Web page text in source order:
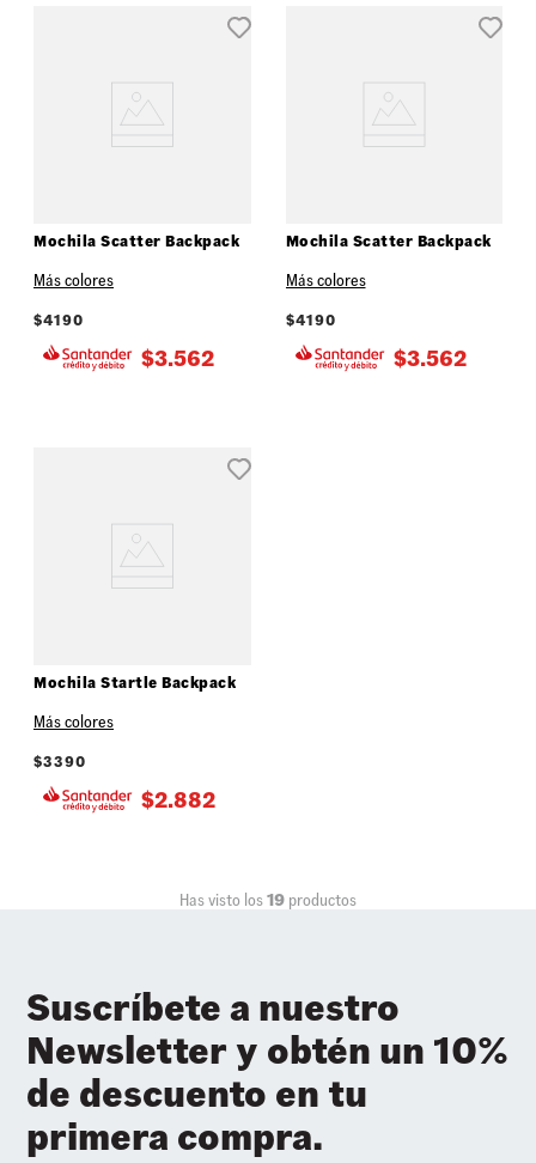
Mochila Scatter Backpack
Más colores
$4190
$3.562
Mochila Scatter Backpack
Más colores
$4190
$3.562
Mochila Startle Backpack
Más colores
$3390
$2.882
Has visto los19 productos
Suscríbete a nuestro
Newsletter y obtén un 10%
de descuento en tu
primera compra.